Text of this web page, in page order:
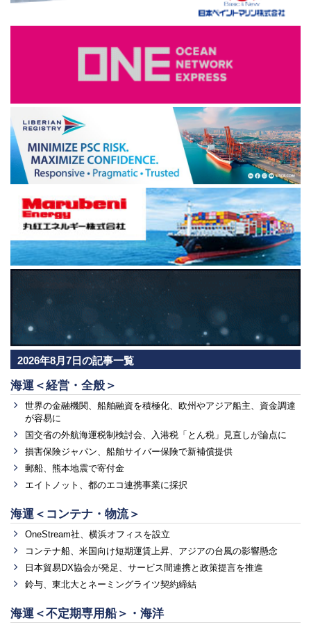
2026年8月7日の記事一覧
海運＜経営・全般＞
世界の金融機関、船舶融資を積極化、欧州やアジア船主、資金調達
が容易に
国交省の外航海運税制検討会、入港税「とん税」見直しが論点に
損害保険ジャパン、船舶サイバー保険で新補償提供
郵船、熊本地震で寄付金
エイトノット、都のエコ連携事業に採択
海運＜コンテナ・物流＞
OneStream社、横浜オフィスを設立
コンテナ船、米国向け短期運賃上昇、アジアの台風の影響懸念
日本貿易DX協会が発足、サービス間連携と政策提言を推進
鈴与、東北大とネーミングライツ契約締結
海運＜不定期専用船＞・海洋